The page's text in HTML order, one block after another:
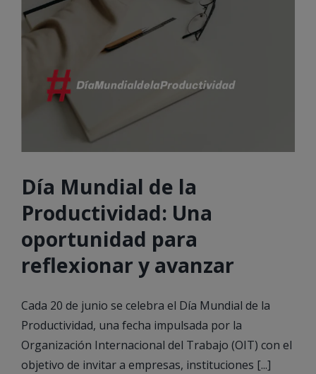
Día Mundial de la
Productividad: Una
oportunidad para
reflexionar y avanzar
Cada 20 de junio se celebra el Día Mundial de la
Productividad, una fecha impulsada por la
Organización Internacional del Trabajo (OIT) con el
objetivo de invitar a empresas, instituciones [...]